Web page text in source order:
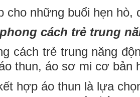
cho những buổi hẹn hò,
cách trẻ trung
cách trẻ trung năng
thun, áo sơ mi cơ bản